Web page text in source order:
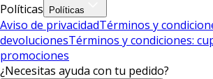
Políticas
Políticas
Aviso de privacidadTérminos y
devolucionesTérminos y condiciones:
promociones
¿Necesitas ayuda con tu pedido?